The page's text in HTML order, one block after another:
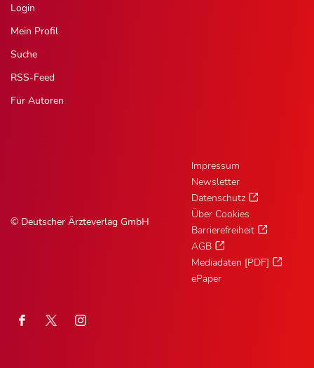
Login
Mein Profil
Suche
RSS-Feed
Für Autoren
© Deutscher Ärzteverlag GmbH
Impressum
Newsletter
Datenschutz
Über Cookies
Barrierefreiheit
AGB
Mediadaten [PDF]
ePaper